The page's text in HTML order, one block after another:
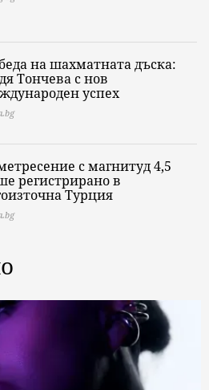
на шахматната дъска:
Тончева с нов
успех
с магнитуд 4,5
регистрирано в
Турция